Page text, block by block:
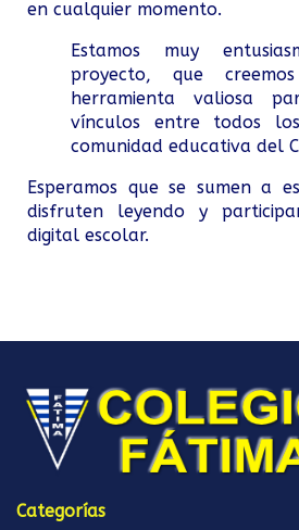
en cualquier momento.
Estamos muy
proyecto, que
herramienta valiosa
vínculos entre todos
comunidad educativa del
Esperamos que se sumen a
disfruten leyendo y
digital escolar.
Categorías